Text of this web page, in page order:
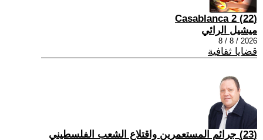
(22) Casablanca 2
ميشيل الرائي
2026 / 8 / 8
قضايا ثقافية
(23) جرائم المستعمرين واقتلاع الشعب الفلسطيني